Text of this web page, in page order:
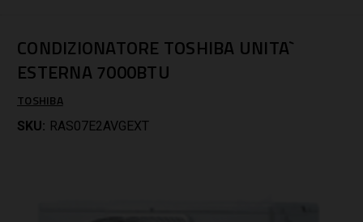
CONDIZIONATORE TOSHIBA UNITA`
ESTERNA 7000BTU
TOSHIBA
SKU: RAS07E2AVGEXT